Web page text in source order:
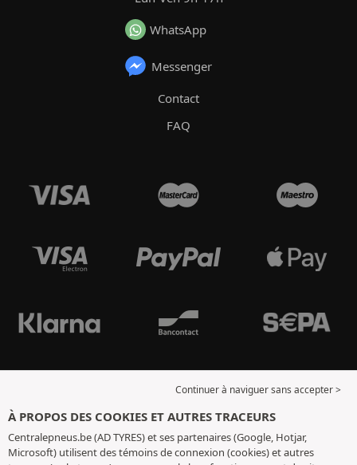
WhatsApp
Messenger
Contact
FAQ
Continuer à naviguer sans accepter >
À PROPOS DES COOKIES ET AUTRES TRACEURS
Centralepneus.be (AD TYRES) et ses partenaires (Google, Hotjar,
Microsoft) utilisent des témoins de connexion (cookies) et autres